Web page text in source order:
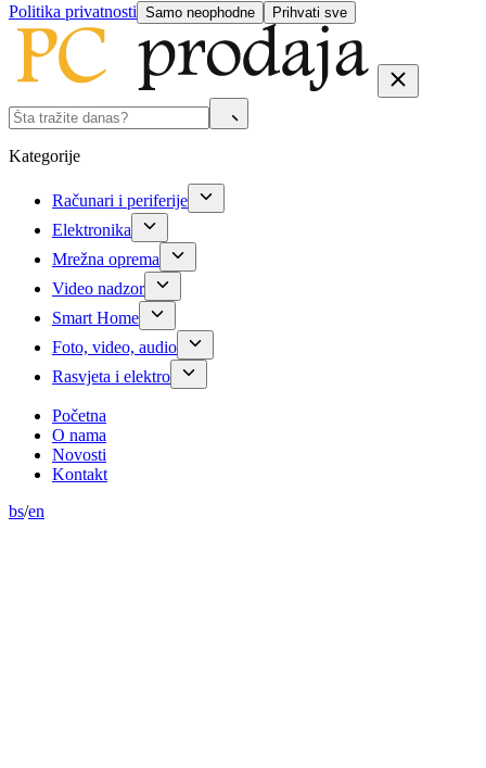
Politika privatnosti Samo neophodne Prihvati sve
Kategorije
Računari i periferije
Elektronika
Mrežna oprema
Video nadzor
Smart Home
Foto, video, audio
Rasvjeta i elektro
Početna
O nama
Novosti
Kontakt
bs/en